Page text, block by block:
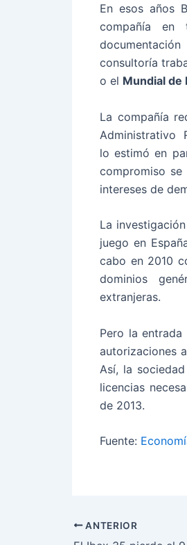
En esos años
compañía
consultoría
o el Mundial de
La compañía
Administrativo
lo estimó en
compromiso
intereses de
La
juego en
cabo en 2010
dominios
extranjeras.
Pero la
autorizaciones
Así, la sociedad
licencias
de 2013.
Fuente:
ANTERIOR